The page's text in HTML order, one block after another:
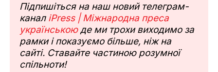
Підпишіться на наш новий телеграм-
канал iPress | Міжнародна преса
українськоюде ми трохи виходимо за
рамки і показуємо більше, ніж на
сайті. Ставайте частиною розумної
спільноти!